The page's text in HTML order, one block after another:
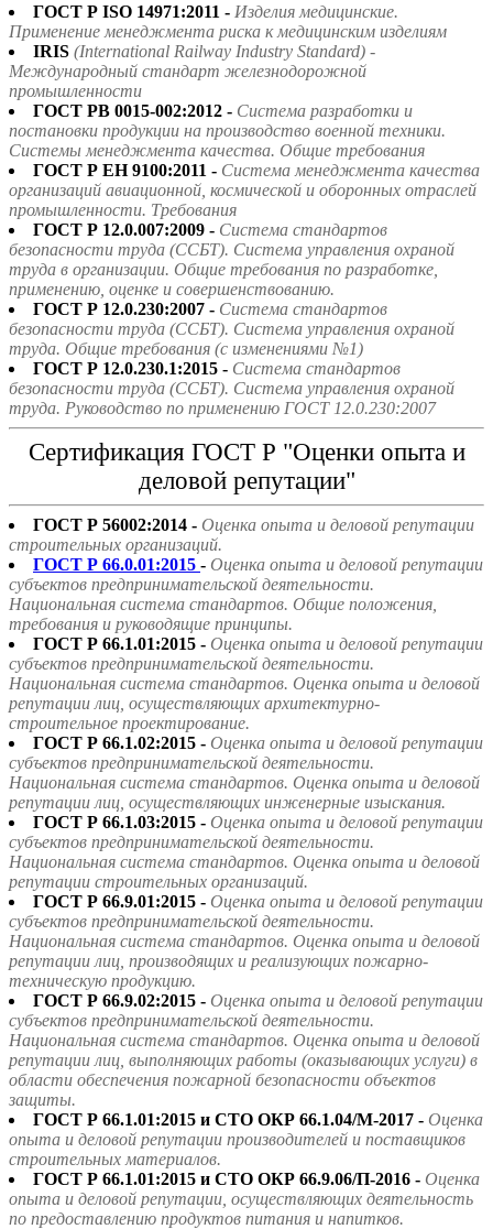
ГОСТ Р ISO 14971:2011 - Изделия медицинские.
Применение менеджмента риска к медицинским изделиям
IRIS (International Railway Industry Standard) -
Международный стандарт железнодорожной
промышленности
ГОСТ РВ 0015-002:2012 - Система разработки и
постановки продукции на производство военной техники.
Системы менеджмента качества. Общие требования
ГОСТ Р ЕН 9100:2011 - Система менеджмента качества
организаций авиационной, космической и оборонных отраслей
промышленности. Требования
ГОСТ Р 12.0.007:2009 - Система стандартов
безопасности труда (ССБТ). Система управления охраной
труда в организации. Общие требования по разработке,
применению, оценке и совершенствованию.
ГОСТ Р 12.0.230:2007 - Система стандартов
безопасности труда (ССБТ). Система управления охраной
труда. Общие требования (с изменениями №1)
ГОСТ Р 12.0.230.1:2015 - Система стандартов
безопасности труда (ССБТ). Система управления охраной
труда. Руководство по применению ГОСТ 12.0.230:2007
Сертификация ГОСТ Р "Оценки опыта и
деловой репутации"
ГОСТ Р 56002:2014 - Оценка опыта и деловой репутации
строительных организаций.
ГОСТ Р 66.0.01:2015 - Оценка опыта и деловой репутации
субъектов предпринимательской деятельности.
Национальная система стандартов. Общие положения,
требования и руководящие принципы.
ГОСТ Р 66.1.01:2015 - Оценка опыта и деловой репутации
субъектов предпринимательской деятельности.
Национальная система стандартов. Оценка опыта и деловой
репутации лиц, осуществляющих архитектурно-
строительное проектирование.
ГОСТ Р 66.1.02:2015 - Оценка опыта и деловой репутации
субъектов предпринимательской деятельности.
Национальная система стандартов. Оценка опыта и деловой
репутации лиц, осуществляющих инженерные изыскания.
ГОСТ Р 66.1.03:2015 - Оценка опыта и деловой репутации
субъектов предпринимательской деятельности.
Национальная система стандартов. Оценка опыта и деловой
репутации строительных организаций.
ГОСТ Р 66.9.01:2015 - Оценка опыта и деловой репутации
субъектов предпринимательской деятельности.
Национальная система стандартов. Оценка опыта и деловой
репутации лиц, производящих и реализующих пожарно-
техническую продукцию.
ГОСТ Р 66.9.02:2015 - Оценка опыта и деловой репутации
субъектов предпринимательской деятельности.
Национальная система стандартов. Оценка опыта и деловой
репутации лиц, выполняющих работы (оказывающих услуги) в
области обеспечения пожарной безопасности объектов
защиты.
ГОСТ Р 66.1.01:2015 и СТО ОКР 66.1.04/М-2017 - Оценка
опыта и деловой репутации производителей и поставщиков
строительных материалов.
ГОСТ Р 66.1.01:2015 и СТО ОКР 66.9.06/П-2016 - Оценка
опыта и деловой репутации, осуществляющих деятельность
по предоставлению продуктов питания и напитков.